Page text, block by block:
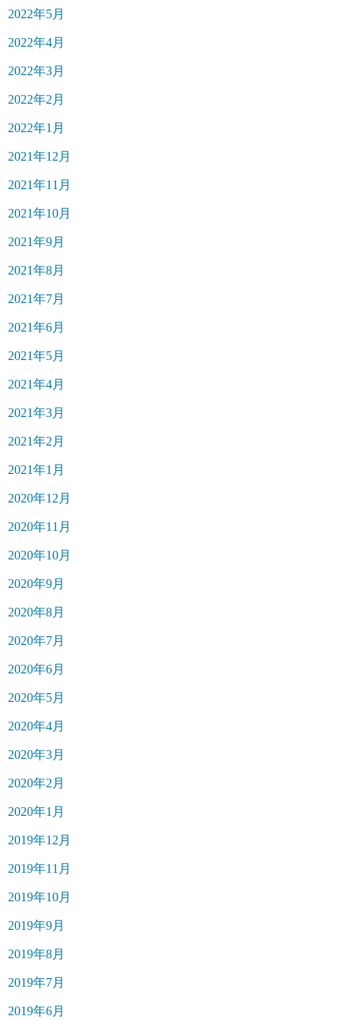
2022年5月
2022年4月
2022年3月
2022年2月
2022年1月
2021年12月
2021年11月
2021年10月
2021年9月
2021年8月
2021年7月
2021年6月
2021年5月
2021年4月
2021年3月
2021年2月
2021年1月
2020年12月
2020年11月
2020年10月
2020年9月
2020年8月
2020年7月
2020年6月
2020年5月
2020年4月
2020年3月
2020年2月
2020年1月
2019年12月
2019年11月
2019年10月
2019年9月
2019年8月
2019年7月
2019年6月